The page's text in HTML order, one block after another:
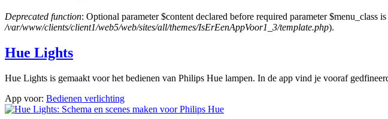
Deprecated function: Optional parameter $content declared before required parameter $menu_class
/var/www/clients/client1/web5/web/sites/all/themes/IsErEenAppVoor1_3/template.php).
Hue Lights
Hue Lights is gemaakt voor het bedienen van Philips Hue lampen. In de app vind je vooraf
App voor: Bedienen verlichting